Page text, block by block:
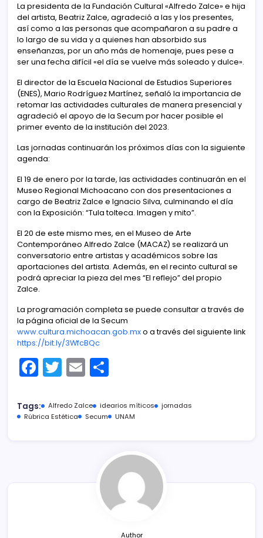
La presidenta de la Fundación Cultural «Alfredo Zalce» e hija
del artista, Beatriz Zalce, agradeció a las y los presentes,
así como a las personas que acompañaron a su padre a
lo largo de su vida y a quienes han absorbido sus
enseñanzas, por un año más de homenaje, pues pese a
ser una fecha difícil «el día se vuelve más soleado y dulce».
El director de la Escuela Nacional de Estudios Superiores
(ENES), Mario Rodríguez Martínez, señaló la importancia de
retomar las actividades culturales de manera presencial y
agradeció el apoyo de la Secum por hacer posible el
primer evento de la institución del 2023.
Las jornadas continuarán los próximos días con la siguiente
agenda:
El 19 de enero por la tarde, las actividades continuarán en el
Museo Regional Michoacano con dos presentaciones a
cargo de Beatriz Zalce e Ignacio Silva, culminando el día
con la Exposición: “Tula tolteca. Imagen y mito”.
El 20 de este mismo mes, en el Museo de Arte
Contemporáneo Alfredo Zalce (MACAZ) se realizará un
conversatorio entre artistas y académicos sobre las
aportaciones del artista. Además, en el recinto cultural se
podrá apreciar la pieza del mes “El reflejo” del propio
Zalce.
La programación completa se puede consultar a través de
la página oficial de la Secum
www.cultura.michoacan.gob.mxo a través del siguiente link
https://bit.ly/3WfcBQc
F
a
c
e
T
w
itt
er
E
m
ai
l
m
p
tir
Tags: Alfredo Zalce idearios míticos
jornadas
Rúbrica Estética
Secum UNAM
Author